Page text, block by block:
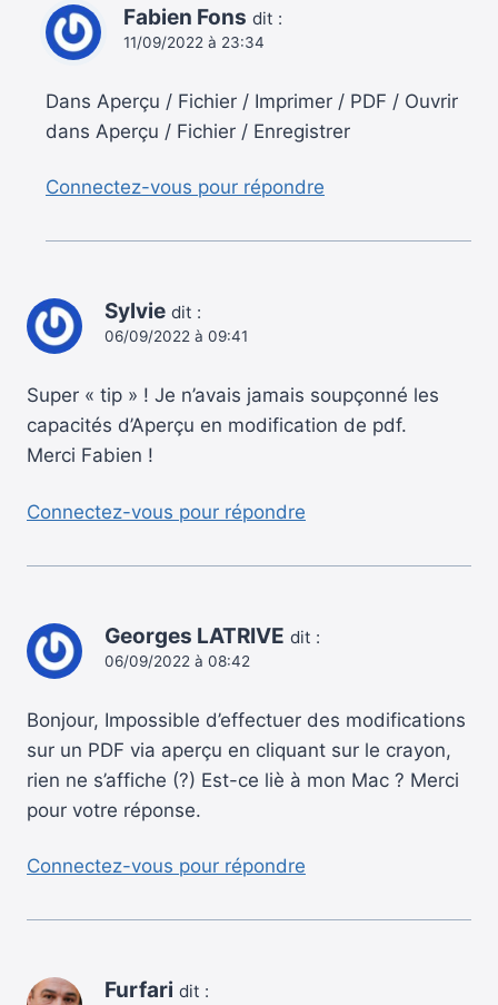
Fabien Fons dit :
11/09/2022 à 23:34
Dans Aperçu / Fichier / Imprimer / PDF / Ouvrir
dans Aperçu / Fichier / Enregistrer
Connectez-vous pour répondre
Sylvie dit :
06/09/2022 à 09:41
Super « tip » ! Je n’avais jamais soupçonné les
capacités d’Aperçu en modification de pdf.
Merci Fabien !
Connectez-vous pour répondre
Georges LATRIVE dit :
06/09/2022 à 08:42
Bonjour, Impossible d’effectuer des modifications
sur un PDF via aperçu en cliquant sur le crayon,
rien ne s’affiche (?) Est-ce liè à mon Mac ? Merci
pour votre réponse.
Connectez-vous pour répondre
Furfari dit :